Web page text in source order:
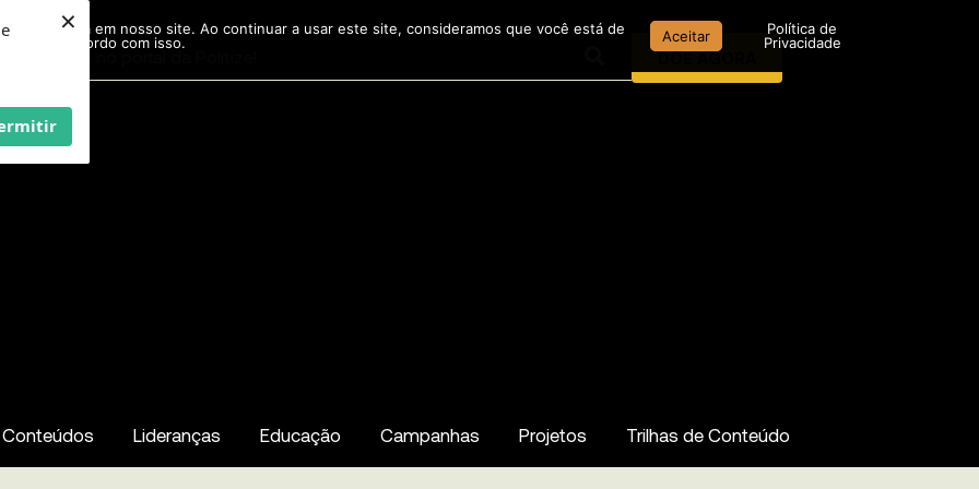
×
Pesquisar
DOE AGORA
Conteúdos Lideranças Educação Campanhas Projetos Trilhas de Conteúdo
experiência em nosso site. Ao continuar a usar este site, consideramos que você está de
acordo com isso.
Aceitar
Política de
Privacidade